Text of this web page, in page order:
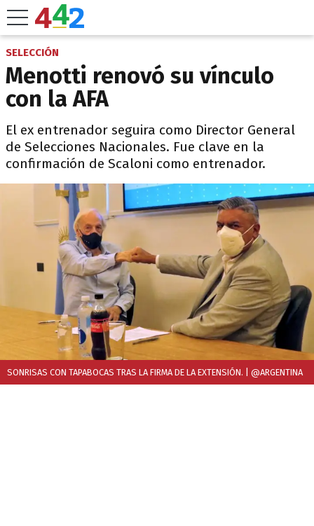
SELECCIÓN
Menotti renovó su vínculo
con la AFA
El ex entrenador seguira como Director General
de Selecciones Nacionales. Fue clave en la
confirmación de Scaloni como entrenador.
SONRISAS CON TAPABOCAS TRAS LA FIRMA DE LA EXTENSIÓN. | @ARGENTINA